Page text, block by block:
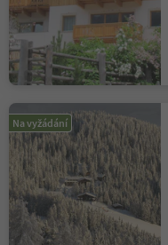
Na vyžádání